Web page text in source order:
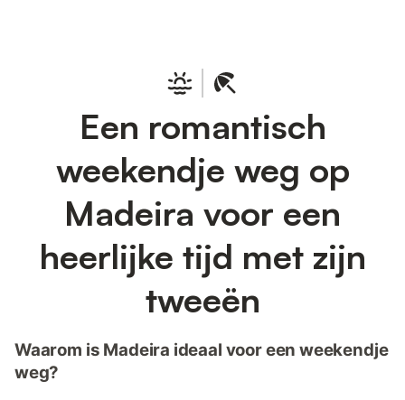
Een romantisch
weekendje weg op
Madeira voor een
heerlijke tijd met zijn
tweeën
Waarom is Madeira ideaal voor een weekendje
weg?